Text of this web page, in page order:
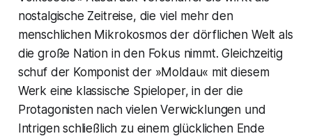
nostalgische Zeitreise, die viel mehr den
menschlichen Mikrokosmos der dörflichen Welt als
die große Nation in den Fokus nimmt. Gleichzeitig
schuf der Komponist der »Moldau« mit diesem
Werk eine klassische Spieloper, in der die
Protagonisten nach vielen Verwicklungen und
Intrigen schließlich zu einem glücklichen Ende